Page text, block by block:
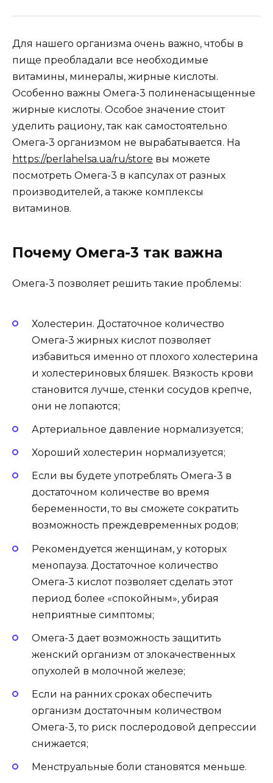
Для нашего организма очень важно, чтобы в
пище преобладали все необходимые
витамины, минералы, жирные кислоты.
Особенно важны Омега-3 полиненасыщенные
жирные кислоты. Особое значение стоит
уделить рациону, так как самостоятельно
Омега-3 организмом не вырабатывается. На
https://perlahelsa.ua/ru/store вы можете
посмотреть Омега-3 в капсулах от разных
производителей, а также комплексы
витаминов.
Почему Омега-3 так важна
Омега-3 позволяет решить такие проблемы:
Холестерин. Достаточное количество
Омега-3 жирных кислот позволяет
избавиться именно от плохого холестерина
и холестериновых бляшек. Вязкость крови
становится лучше, стенки сосудов крепче,
они не лопаются;
Артериальное давление нормализуется;
Хороший холестерин нормализуется;
Если вы будете употреблять Омега-3 в
достаточном количестве во время
беременности, то вы сможете сократить
возможность преждевременных родов;
Рекомендуется женщинам, у которых
менопауза. Достаточное количество
Омега-3 кислот позволяет сделать этот
период более «спокойным», убирая
неприятные симптомы;
Омега-3 дает возможность защитить
женский организм от злокачественных
опухолей в молочной железе;
Если на ранних сроках обеспечить
организм достаточным количеством
Омега-3, то риск послеродовой депрессии
снижается;
Менструальные боли становятся меньше.